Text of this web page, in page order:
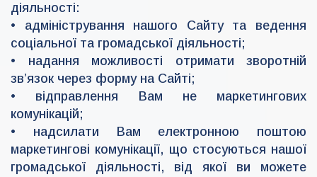
діяльності:
• адміністрування нашого Сайту та ведення
соціальної та громадської діяльності;
• надання можливості отримати зворотній
зв’язок через форму на Сайті;
• відправлення Вам не маркетингових
комунікацій;
• надсилати Вам електронною поштою
маркетингові комунікації, що стосуються нашої
громадської діяльності, від якої ви можете